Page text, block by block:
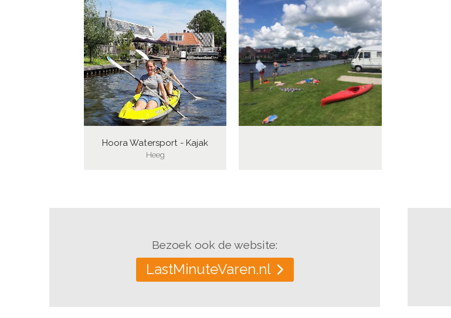
Hoora Watersport - Kajak
Heeg
Bezoek ook de website:
LastMinuteVaren.nl